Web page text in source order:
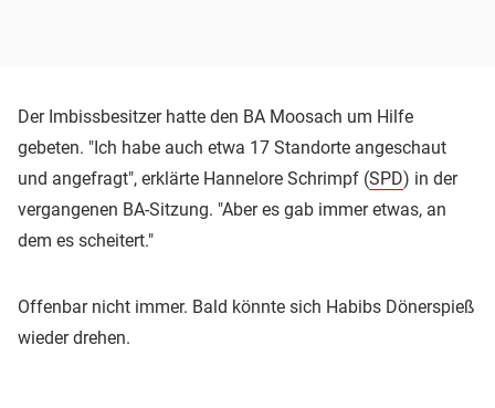
Der Imbissbesitzer hatte den BA Moosach um Hilfe
gebeten. "Ich habe auch etwa 17 Standorte angeschaut
und angefragt", erklärte Hannelore Schrimpf (SPD) in der
vergangenen BA-Sitzung. "Aber es gab immer etwas, an
dem es scheitert."
Offenbar nicht immer. Bald könnte sich Habibs Dönerspieß
wieder drehen.